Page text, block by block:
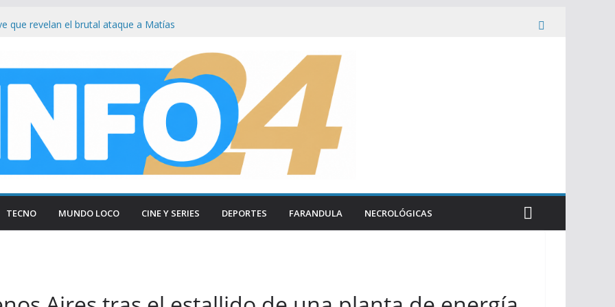
que revelan el brutal ataque a Matías
«Que se Vayan Todos» Resuena
en Buenos Aires
el Congreso: Periodistas y manifestantes
de seguridad en Buenos Aires
Buenos Aires: Retiran Bandera de EE.
al Congreso
TECNO MUNDO LOCO CINE Y SERIES DEPORTES FARANDULA NECROLÓGICAS